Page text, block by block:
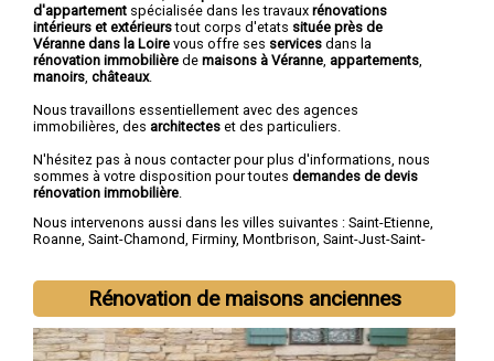
d'appartement spécialisée dans les travaux rénovations
intérieurs et extérieurstout corps d'etats située près de
Véranne dans la Loire vous offre ses services dans la
rénovation immobilière de maisons à Véranne appartements
manoirs châteaux.
Nous travaillons essentiellement avec des agences
immobilières, des architectes et des particuliers.
N'hésitez pas à nous contacter pour plus d'informations, nous
sommes à votre disposition pour toutes demandes de devis
rénovation immobilière
Nous intervenons aussi dans les villes suivantes : Saint-Etienne,
Roanne, Saint-Chamond, Firminy, Montbrison, Saint-Just-Saint-
Rénovation de maisons anciennes